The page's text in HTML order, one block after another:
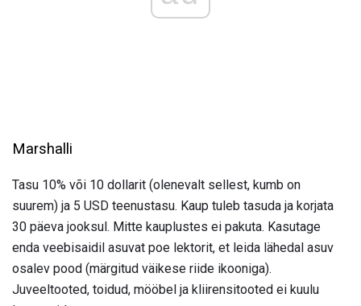
Marshalli
Tasu 10% või 10 dollarit (olenevalt sellest, kumb on
suurem) ja 5 USD teenustasu. Kaup tuleb tasuda ja korjata
30 päeva jooksul. Mitte kauplustes ei pakuta. Kasutage
enda veebisaidil asuvat poe lektorit, et leida lähedal asuv
osalev pood (märgitud väikese riide ikooniga).
Juveeltooted, toidud, mööbel ja kliirensitooted ei kuulu